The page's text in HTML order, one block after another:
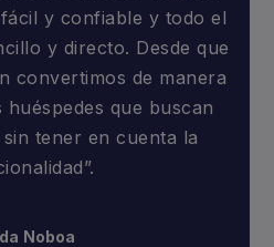
y confiable y todo el
y directo. Desde que
convertimos de manera
que buscan
tener en cuenta la
Noboa